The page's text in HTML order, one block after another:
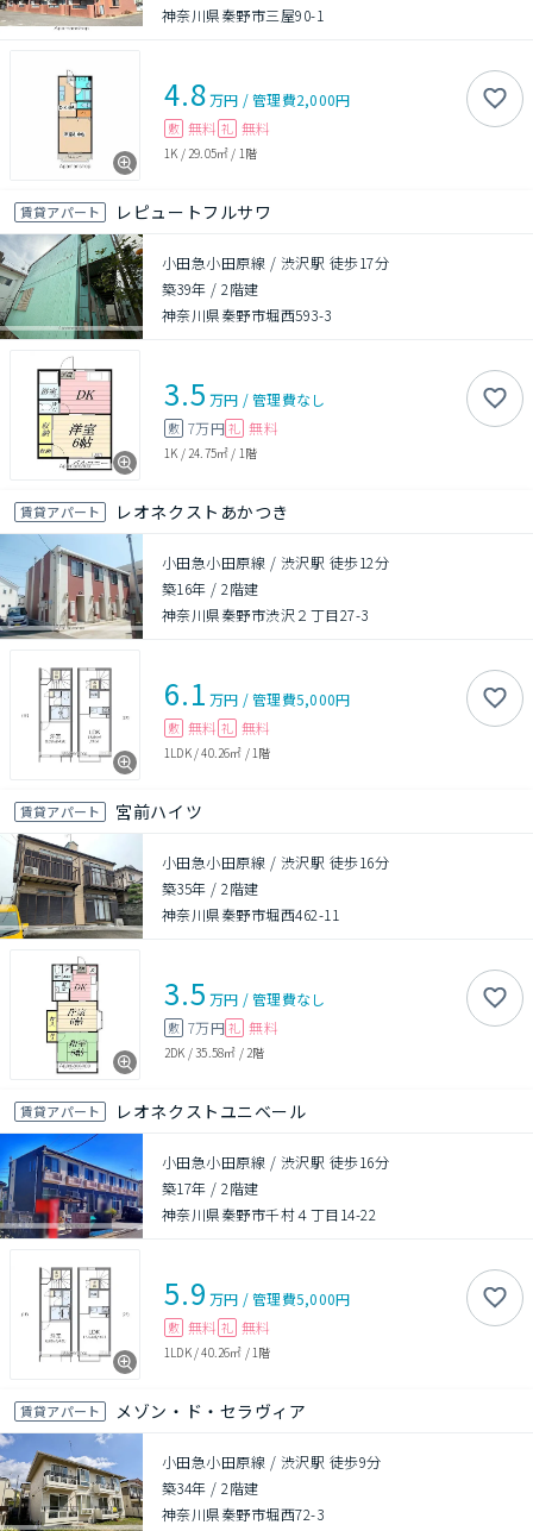
神奈川県秦野市三屋90-1
4.8万円 /管理費2,000円
敷 無料 礼 無料
1K / 29.05㎡ / 1階
賃貸アパート レピュートフルサワ
小田急小田原線 / 渋沢駅 徒歩17分
築39年 /2階建
神奈川県秦野市堀西593-3
3.5 万円 /管理費なし
敷 7万円 礼 無料
1K / 24.75㎡ / 1階
賃貸アパート レオネクストあかつき
小田急小田原線 / 渋沢駅 徒歩12分
築16年 /2階建
神奈川県秦野市渋沢２丁目27-3
6.1 万円 /管理費5,000円
敷 無料 礼 無料
1LDK/40.26㎡ / 1階
賃貸アパート 宮前ハイツ
小田急小田原線 / 渋沢駅 徒歩16分
築35年 /2階建
神奈川県秦野市堀西462-11
3.5 万円 /管理費なし
敷 7万円 礼 無料
2DK /35.58㎡ / 2階
賃貸アパート レオネクストユニベール
小田急小田原線 / 渋沢駅 徒歩16分
築17年 /2階建
神奈川県秦野市千村４丁目14-22
5.9 万円 /管理費5,000円
敷 無料 礼 無料
1LDK/40.26㎡ / 1階
賃貸アパート メゾン・ド・セラヴィア
小田急小田原線 / 渋沢駅 徒歩9分
築34年 /2階建
神奈川県秦野市堀西72-3